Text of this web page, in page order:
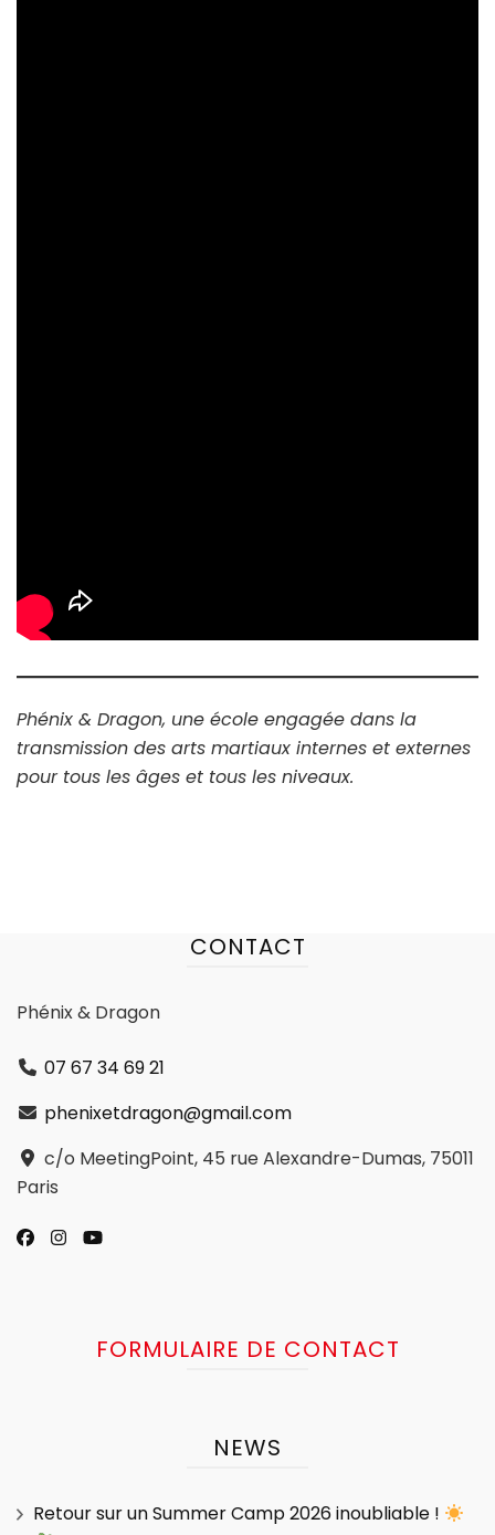
Phénix & Dragon, une école engagée dans la
transmission des arts martiaux internes et externes
pour tous les âges et tous les niveaux.
CONTACT
Phénix & Dragon
07 67 34 69 21
phenixetdragon@gmail.com
c/o MeetingPoint, 45 rue Alexandre-Dumas, 75011
Paris
FORMULAIRE DE CONTACT
NEWS
Retour sur un Summer Camp 2026 inoubliable !